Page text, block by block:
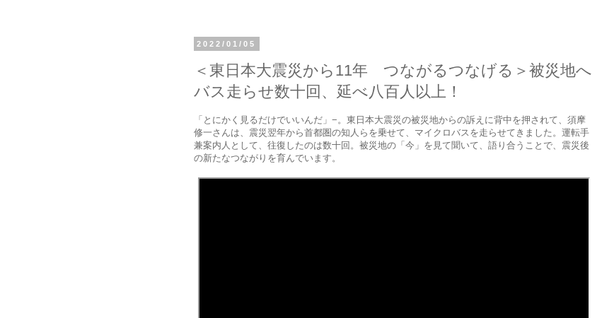
2022/01/05
＜東日本大震災から11年 つながるつなげる＞被災地へ
バス走らせ数十回、延べ八百人以上！
「とにかく見るだけでいいんだ」−。東日本大震災の被災地からの訴えに背中を押されて、須摩
修一さんは、震災翌年から首都圏の知人らを乗せて、マイクロバスを走らせてきました。運転手
兼案内人として、往復したのは数十回。被災地の「今」を見て聞いて、語り合うことで、震災後
の新たなつながりを育んでいます。